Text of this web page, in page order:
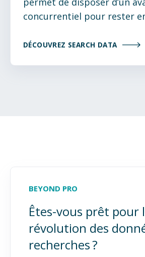
concurrentiel pour rester
DÉCOUVREZ SEARCH DATA
BEYOND PRO
Êtes-vous prêt pour
révolution des
recherches ?